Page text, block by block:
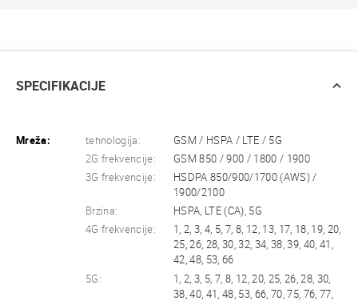
SPECIFIKACIJE
Mreža: tehnologija:
GSM / HSPA / LTE / 5G
2G frekvencije:
GSM 850 / 900 / 1800 / 1900
3G frekvencije:
HSDPA 850/900/1700 (AWS) /
1900/2100
Brzina:
HSPA, LTE (CA), 5G
4G frekvencije:
1, 2, 3, 4, 5, 7, 8, 12, 13, 17, 18, 19, 20,
25, 26, 28, 30, 32, 34, 38, 39, 40, 41,
42, 48, 53, 66
5G:
1, 2, 3, 5, 7, 8, 12, 20, 25, 26, 28, 30,
38, 40, 41, 48, 53, 66, 70, 75, 76, 77,